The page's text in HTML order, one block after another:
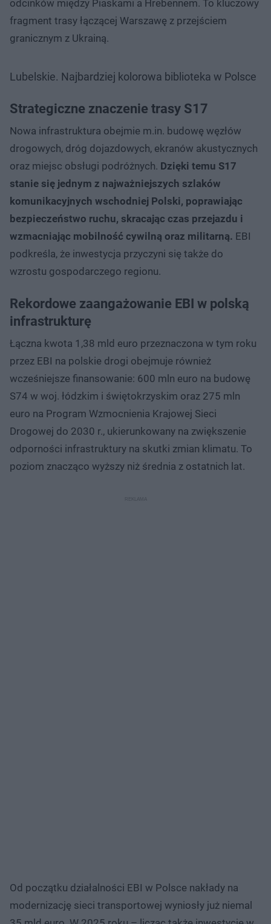
odcinków między Piaskami a Hrebennem. To kluczowy
fragment trasy łączącej Warszawę z przejściem
granicznym z Ukrainą.
Lubelskie. Najbardziej kolorowa biblioteka w Polsce
Strategiczne znaczenie trasy S17
Nowa infrastruktura obejmie m.in. budowę węzłów
drogowych, dróg dojazdowych, ekranów akustycznych
oraz miejsc obsługi podróżnych. Dzięki temu S17
stanie się jednym z najważniejszych szlaków
komunikacyjnych wschodniej Polski, poprawiając
bezpieczeństwo ruchu, skracając czas przejazdu i
wzmacniając mobilność cywilną oraz militarną. EBI
podkreśla, że inwestycja przyczyni się także do
wzrostu gospodarczego regionu.
Rekordowe zaangażowanie EBI w polską
infrastrukturę
Łączna kwota 1,38 mld euro przeznaczona w tym roku
przez EBI na polskie drogi obejmuje również
wcześniejsze finansowanie: 600 mln euro na budowę
S74 w woj. łódzkim i świętokrzyskim oraz 275 mln
euro na Program Wzmocnienia Krajowej Sieci
Drogowej do 2030 r., ukierunkowany na zwiększenie
odporności infrastruktury na skutki zmian klimatu. To
poziom znacząco wyższy niż średnia z ostatnich lat.
Od początku działalności EBI w Polsce nakłady na
modernizację sieci transportowej wyniosły już niemal